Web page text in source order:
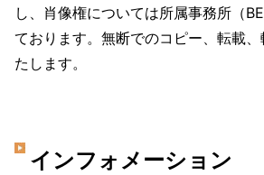
し、肖像権については所属事務所（
ております。無断でのコピー、転載
たします。
インフォメーション